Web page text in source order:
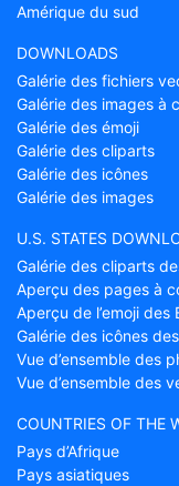
Amérique du sud
DOWNLOADS
Galérie des fichiers
Galérie des images à
Galérie des émoji
Galérie des cliparts
Galérie des icônes
Galérie des images
U.S. STATES
Galérie des cliparts
Aperçu des pages à
Aperçu de l’emoji des
Galérie des icônes
Vue d’ensemble des
Vue d’ensemble des
COUNTRIES OF THE
Pays d’Afrique
Pays asiatiques